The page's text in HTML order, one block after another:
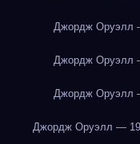
Джордж Оруэлл
Джордж Оруэлл
Джордж Оруэлл
Джордж Оруэлл —